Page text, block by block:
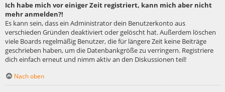
Ich habe mich vor einiger Zeit registriert, kann mich aber nicht
mehr anmelden?!
Es kann sein, dass ein Administrator dein Benutzerkonto aus
verschieden Gründen deaktiviert oder gelöscht hat. Außerdem löschen
viele Boards regelmäßig Benutzer, die für längere Zeit keine Beiträge
geschrieben haben, um die Datenbankgröße zu verringern. Registriere
dich einfach erneut und nimm aktiv an den Diskussionen teil!
Nach oben